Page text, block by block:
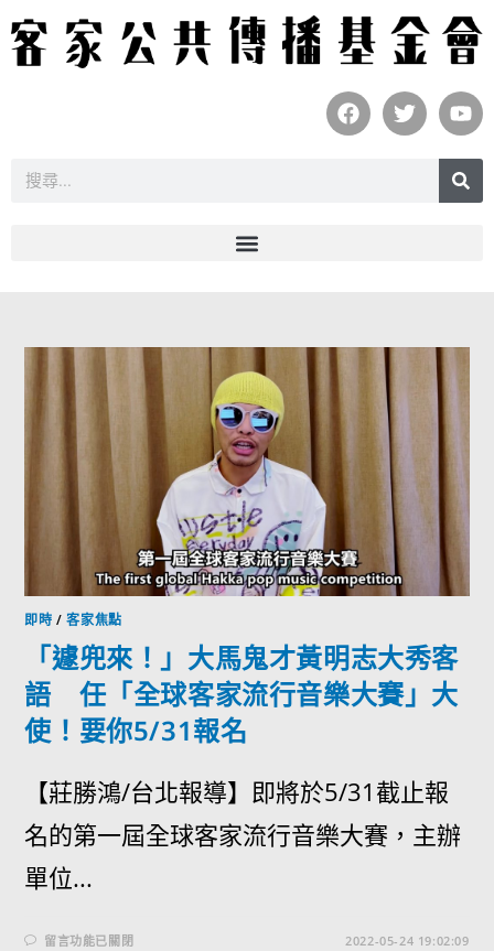
即時 /客家焦點
「遽兜來！」大馬鬼才黃明志大秀客
語 任「全球客家流行音樂大賽」大
使！要你5/31報名
【莊勝鴻/台北報導】即將於5/31截止報
名的第一屆全球客家流行音樂大賽，主辦
單位...
留言功能已關閉 2022-05-24 19:02:09